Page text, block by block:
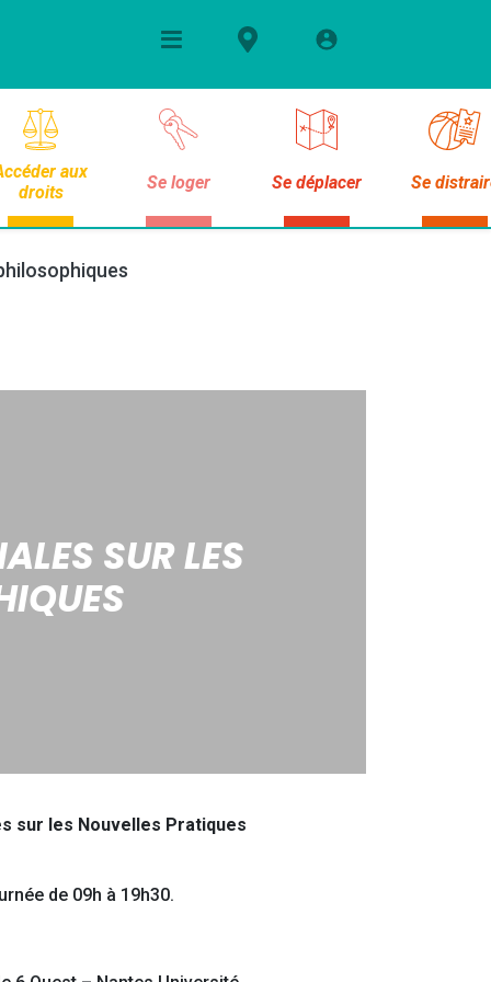
aux
droits
Se loger Se déplacer Se
SUR LES
sur les Nouvelles Pratiques
de 09h à 19h30.